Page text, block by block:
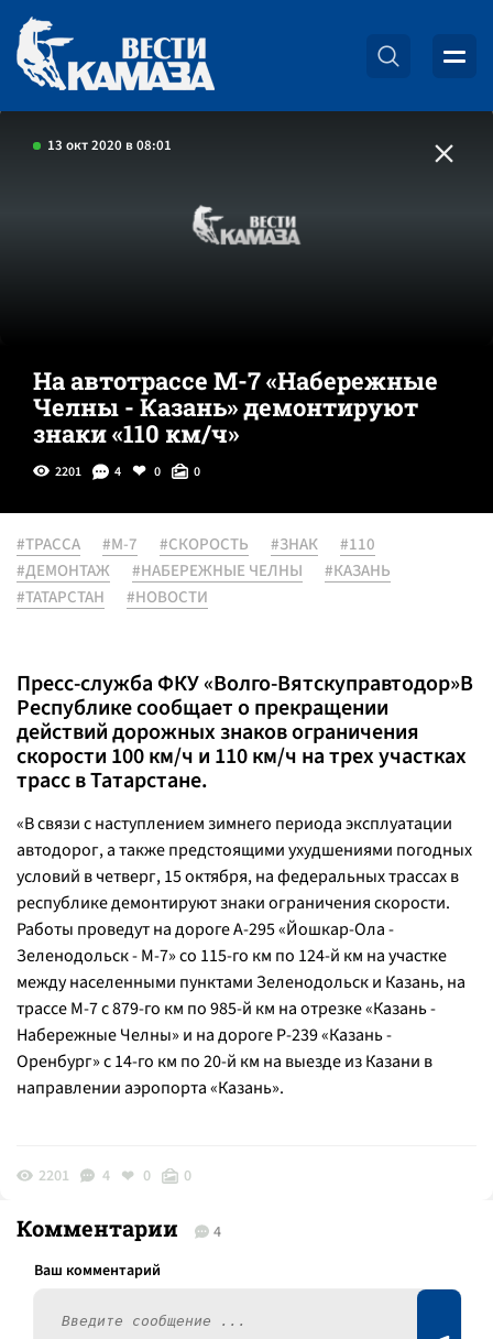
13 окт 2020 в 08:01
На автотрассе М-7 «Набережные
Челны - Казань» демонтируют
знаки «110 км/ч»
2201 4 0 0
#ТРАССА #М-7 #СКОРОСТЬ #ЗНАК
#110
#ДЕМОНТАЖ
#НАБЕРЕЖНЫЕ ЧЕЛНЫ
#КАЗАНЬ
#ТАТАРСТАН
#НОВОСТИ
Пресс-служба ФКУ «Волго-Вятскуправтодор»В
Республике сообщает о прекращении
действий дорожных знаков ограничения
скорости 100 км/ч и 110 км/ч на трех участках
трасс в Татарстане.
«В связи с наступлением зимнего периода эксплуатации
автодорог, а также предстоящими ухудшениями погодных
условий в четверг, 15 октября, на федеральных трассах в
республике демонтируют знаки ограничения скорости.
Работы проведут на дороге А-295 «Йошкар-Ола -
Зеленодольск - М-7» со 115-го км по 124-й км на участке
между населенными пунктами Зеленодольск и Казань, на
трассе М-7 с 879-го км по 985-й км на отрезке «Казань -
Набережные Челны» и на дороге Р-239 «Казань -
Оренбург» с 14-го км по 20-й км на выезде из Казани в
направлении аэропорта «Казань».
2201 4 0 0
Комментарии 4